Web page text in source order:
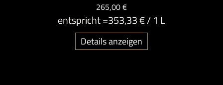
265,00 €
entspricht =353,33 €/ 1 L
Details anzeigen